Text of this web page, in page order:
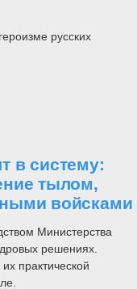
русских
в систему:
тылом,
войсками
Министерства
решениях.
практической